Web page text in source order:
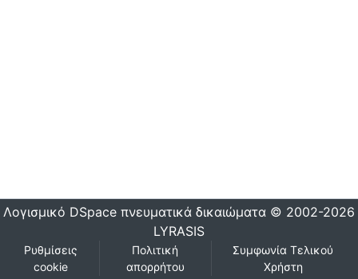
Λογισμικό DSpace πνευματικά δικαιώματα © 2002-2026
LYRASIS
Ρυθμίσεις
cookie
Πολιτική
απορρήτου
Συμφωνία Τελικού
Χρήστη